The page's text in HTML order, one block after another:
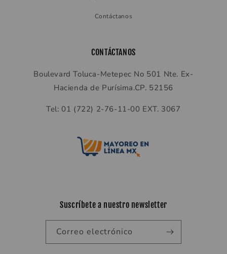
Contáctanos
CONTÁCTANOS
Boulevard Toluca-Metepec No 501 Nte. Ex-
Hacienda de Purísima.CP. 52156
Tel: 01 (722) 2-76-11-00 EXT. 3067
Suscríbete a nuestro newsletter
Correo electrónico